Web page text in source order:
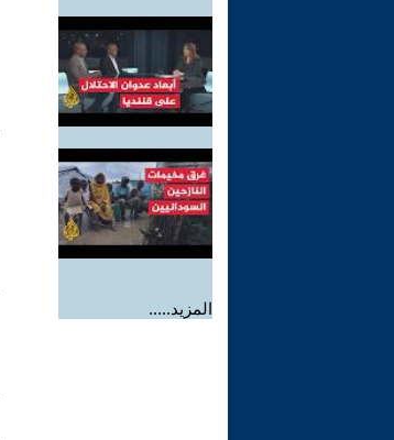
المزيد.....